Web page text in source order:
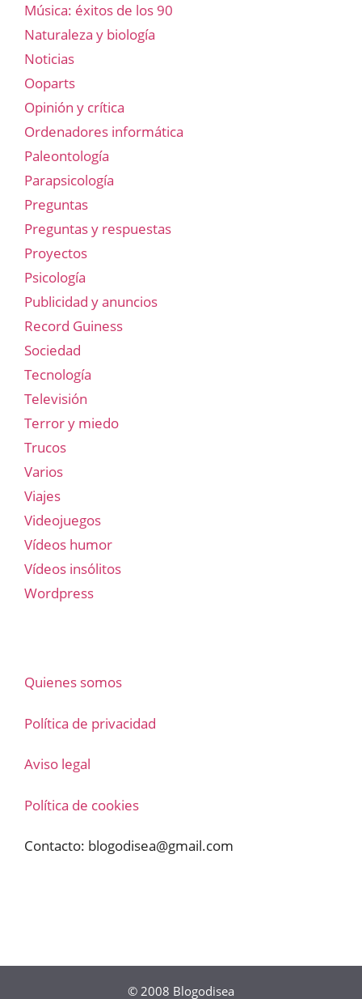
Música: éxitos de los 90
Naturaleza y biología
Noticias
Ooparts
Opinión y crítica
Ordenadores informática
Paleontología
Parapsicología
Preguntas
Preguntas y respuestas
Proyectos
Psicología
Publicidad y anuncios
Record Guiness
Sociedad
Tecnología
Televisión
Terror y miedo
Trucos
Varios
Viajes
Videojuegos
Vídeos humor
Vídeos insólitos
Wordpress
Quienes somos
Política de privacidad
Aviso legal
Política de cookies
Contacto: blogodisea@gmail.com
© 2008 Blogodisea